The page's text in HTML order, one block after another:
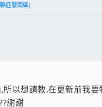
症發問區]
以想請教,在更新前我
謝謝